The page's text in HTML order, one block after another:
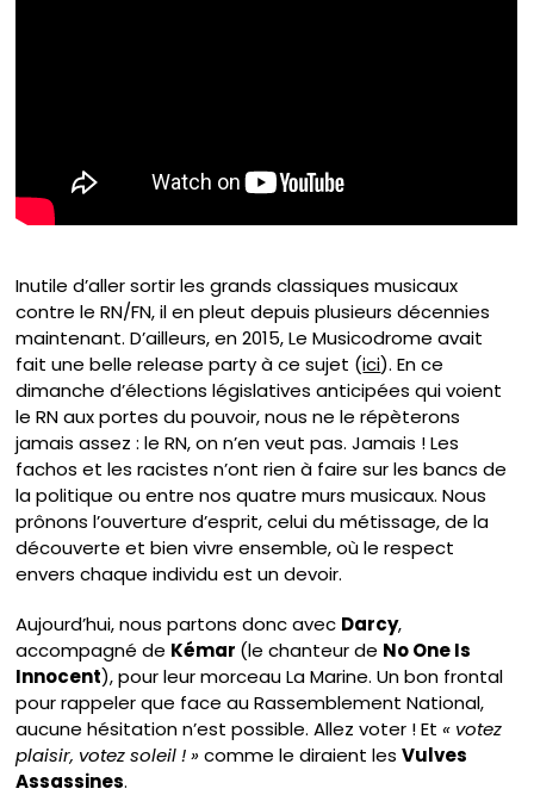
Inutile d’aller sortir les grands classiques musicaux
contre le RN/FN, il en pleut depuis plusieurs décennies
maintenant. D’ailleurs, en 2015, Le Musicodrome avait
fait une belle release party à ce sujet (ici). En ce
dimanche d’élections législatives anticipées qui voient
le RN aux portes du pouvoir, nous ne le répèterons
jamais assez : le RN, on n’en veut pas. Jamais ! Les
fachos et les racistes n’ont rien à faire sur les bancs de
la politique ou entre nos quatre murs musicaux. Nous
prônons l’ouverture d’esprit, celui du métissage, de la
découverte et bien vivre ensemble, où le respect
envers chaque individu est un devoir.
Aujourd’hui, nous partons donc avec Darcy,
accompagné de Kémar (le chanteur de No One Is
Innocent), pour leur morceau La Marine. Un bon frontal
pour rappeler que face au Rassemblement National,
aucune hésitation n’est possible. Allez voter ! Et« votez
plaisir, votez soleil ! »comme le diraient lesVulves
Assassines.